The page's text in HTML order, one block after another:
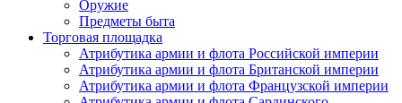
Оружие
Предметы быта
Торговая площадка
Атрибутика армии и флота Российской империи
Атрибутика армии и флота Британской империи
Атрибутика армии и флота Французской империи